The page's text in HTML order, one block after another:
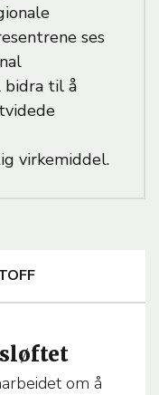
ses
bidra til å
virkemiddel.
om å